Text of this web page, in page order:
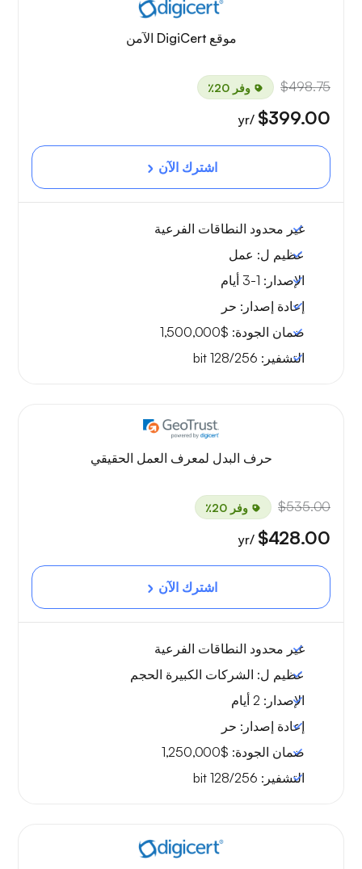
موقع DigiCert الآمن
$498.75 وفر 20٪
$399.00
/yr
اشترك الآن
غير محدود النطاقات الفرعية
عظيم ل: عمل
الإصدار:
إعادة إصدار: حر
ضمان الجودة: $1,500,000
التشفير: 128/256 bit
حرف البدل لمعرف العمل الحقيقي
$535.00 وفر 20٪
$428.00
/yr
اشترك الآن
غير محدود النطاقات الفرعية
عظيم ل: الشركات الكبيرة الحجم
الإصدار:
إعادة إصدار: حر
ضمان الجودة: $1,250,000
التشفير: 128/256 bit